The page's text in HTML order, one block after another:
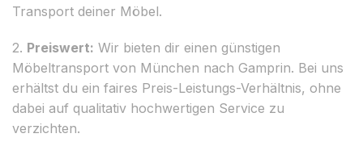
Transport deiner Möbel.
2. Preiswert: Wir bieten dir einen günstigen
Möbeltransport von München nach Gamprin. Bei uns
erhältst du ein faires Preis-Leistungs-Verhältnis, ohne
dabei auf qualitativ hochwertigen Service zu
verzichten.